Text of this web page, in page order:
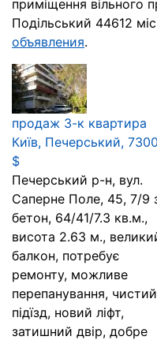
приміщення вільного
Подільський 44612
объявления.
продаж 3-к квартира
Київ, Печерський,
$
Печерський р-н, вул.
Саперне Поле, 45, 7/9
бетон, 64/41/7.3 кв.м.,
висота 2.63 м.,
балкон, потребує
ремонту, можливе
перепанування, чистий
підїзд, новий ліфт,
затишний двір, добре